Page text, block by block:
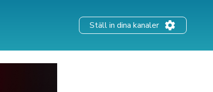
Ställ in dina kanaler